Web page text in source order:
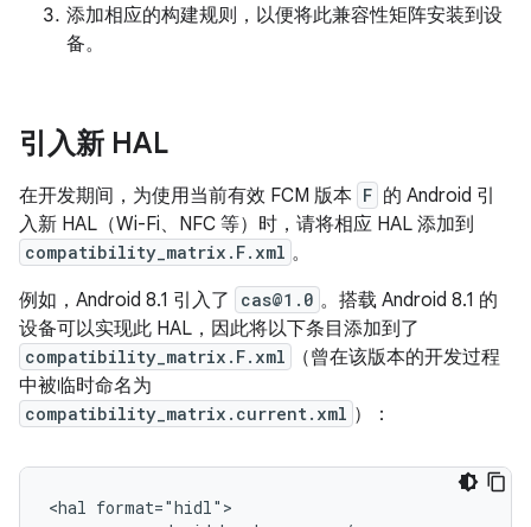
添加相应的构建规则，以便将此兼容性矩阵安装到设
备。
引入新 HAL
在开发期间，为使用当前有效 FCM 版本 F 的 Android 引
入新 HAL（Wi-Fi、NFC 等）时，请将相应 HAL 添加到
compatibility_matrix.F.xml 。
例如，Android 8.1 引入了
cas@1.0 。搭载 Android 8.1 的
设备可以实现此 HAL，因此将以下条目添加到了
compatibility_matrix.F.xml
（曾在该版本的开发过程
中被临时命名为
compatibility_matrix.current.xml ）：
<hal format="hidl">